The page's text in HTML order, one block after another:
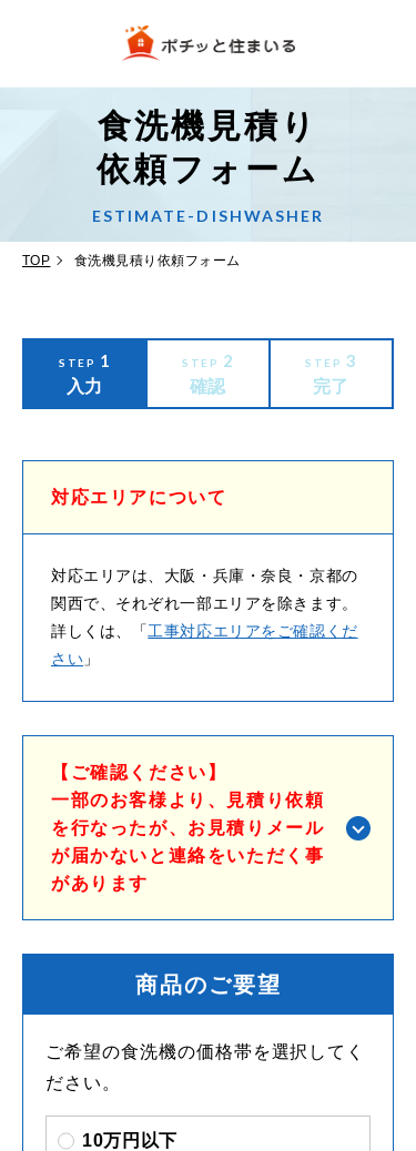
食洗機見積り
依頼フォーム
ESTIMATE-DISHWASHER
TOP 食洗機見積り依頼フォーム
STEP 1
入力
STEP 2
確認
STEP 3
完了
対応エリアについて
対応エリアは、大阪・兵庫・奈良・京都の
関西で、それぞれ一部エリアを除きます。
詳しくは、「工事対応エリアをご確認くだ
さい 」
【ご確認ください】
一部のお客様より、見積り依頼
を行なったが、お見積りメール
が届かないと連絡をいただく事
があります
商品のご要望
ご希望の食洗機の価格帯を選択してく
ださい。
10万円以下